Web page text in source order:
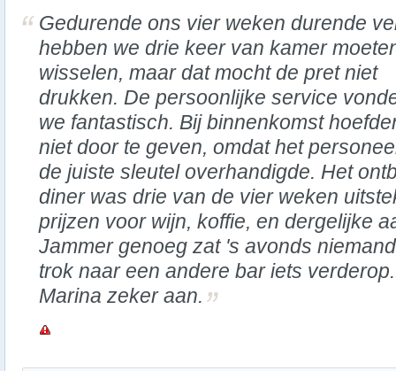
Gedurende ons vier weken durende
hebben we drie keer van kamer
wisselen, maar dat mocht de pret niet
drukken. De persoonlijke service
we fantastisch. Bij binnenkomst
niet door te geven, omdat het
de juiste sleutel overhandigde. Het
diner was drie van de vier weken
prijzen voor wijn, koffie, en dergelijke
Jammer genoeg zat 's avonds
trok naar een andere bar iets
Marina zeker aan.